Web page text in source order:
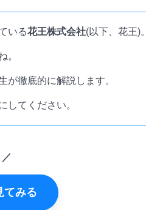
いる花王株式会社(以下、花王)。
。
徹底的に解説します。
してください。
てみる